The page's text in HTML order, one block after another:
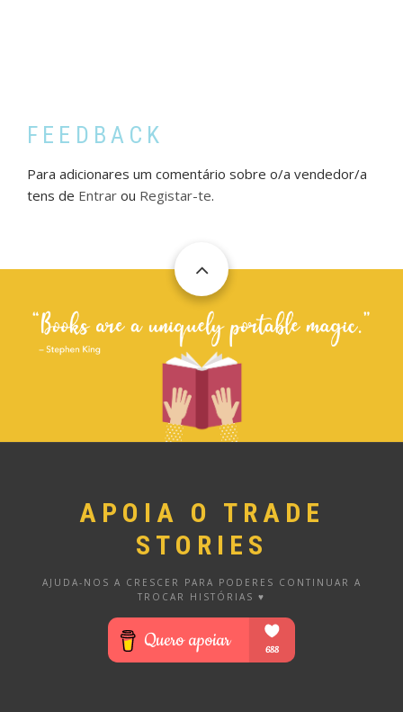
FEEDBACK
Para adicionares um comentário sobre o/a vendedor/a
tens de Entrar ou Registar-te.
APOIA O TRADE
STORIES
AJUDA-NOS A CRESCER PARA PODERES CONTINUAR A
TROCAR HISTÓRIAS ♥